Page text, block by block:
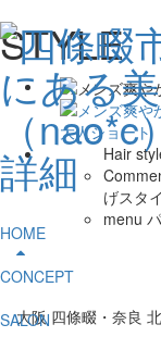
HOME
CONCEPT
SALON
STYLE
Hair
げスタ
menu
大阪 四條畷・奈良